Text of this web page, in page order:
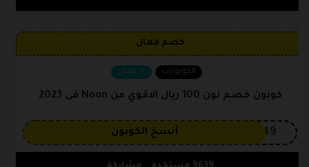
خصم فعال
الكوبونات فعال
كوبون خصم نون 100 ريال الاقوي من Noon فى 2023
OP149 أنسخ الكوبون